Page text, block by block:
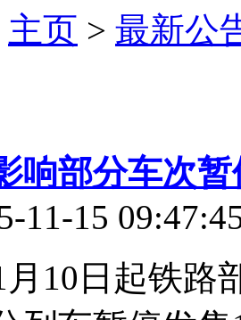
主页 > 最新公
响部分车次
11-15
月10日起铁路